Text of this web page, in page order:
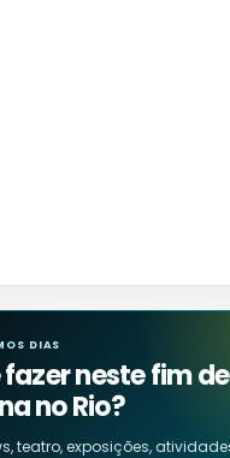
DIAS
fazer neste fim de
no Rio?
teatro, exposições,